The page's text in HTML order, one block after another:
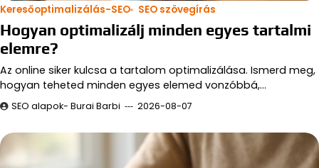
Keresőoptimalizálás-SEO SEO szövegírás
Hogyan optimalizálj minden egyes tartalmi
elemre?
Az online siker kulcsa a tartalom optimalizálása. Ismerd meg,
hogyan teheted minden egyes elemed vonzóbbá,…
SEO alapok- Burai Barbi 2026-08-07